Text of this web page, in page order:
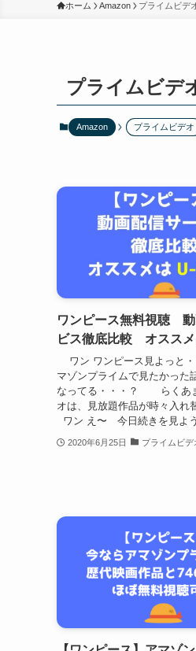
ホーム Amazon プライムビデ
プライムビデ
Amazon プライムビデオ
ワンピース無料視聴
ビス徹底比較 オスス
ワン ワンピース見よっと・
マゾンプライムで見たかった
なってる・・・？ らくあ
オは、見放題作品が時々入れ
ワン え〜 今日続きを見よ
2020年6月25日 プライムビデ